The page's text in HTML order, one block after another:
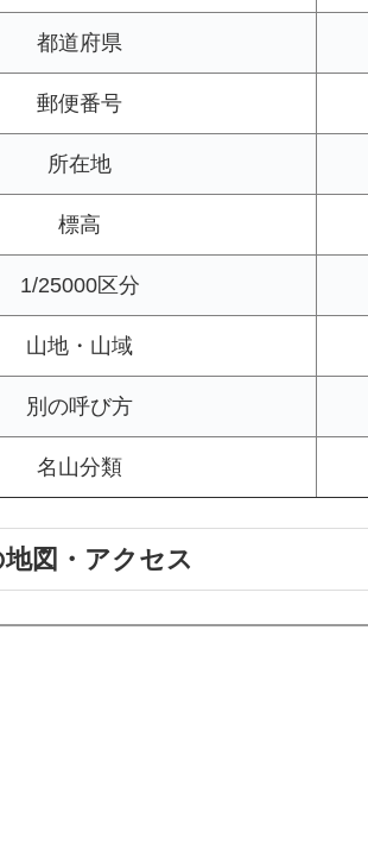
都道府県
郵便番号
所在地
標高
1/25000区分
山地・山域
別の呼び方
名山分類
図・アクセス